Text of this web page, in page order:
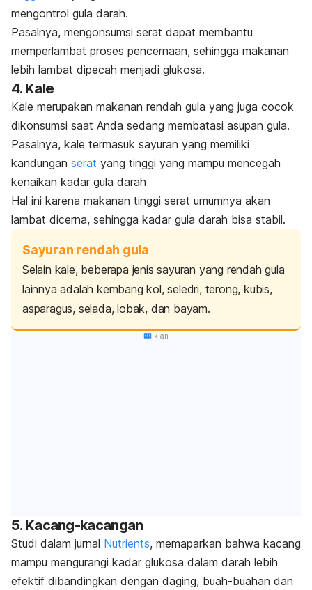
mengontrol gula darah.
Pasalnya, mengonsumsi serat dapat membantu
memperlambat proses pencernaan, sehingga makanan
lebih lambat dipecah menjadi glukosa.
4. Kale
Kale merupakan makanan rendah gula yang juga cocok
dikonsumsi saat Anda sedang membatasi asupan gula.
Pasalnya, kale termasuk sayuran yang memiliki
kandungan serat yang tinggi yang mampu mencegah
kenaikan kadar gula darah
Hal ini karena makanan tinggi serat umumnya akan
lambat dicerna, sehingga kadar gula darah bisa stabil.
Sayuran rendah gula
Selain kale, beberapa jenis sayuran yang rendah gula
lainnya adalah kembang kol, seledri, terong, kubis,
asparagus, selada, lobak, dan bayam.
Iklan
5. Kacang-kacangan
Studi dalam jurnal Nutrients, memaparkan bahwa kacang
mampu mengurangi kadar glukosa dalam darah lebih
efektif dibandingkan dengan daging, buah-buahan dan